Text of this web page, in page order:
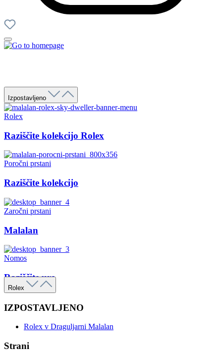
Izpostavljeno
Rolex
Raziščite kolekcijo Rolex
Poročni prstani
Raziščite kolekcijo
Zaročni prstani
Malalan
Nomos
Raziščite ure
Rolex
IZPOSTAVLJENO
Rolex v Draguljarni Malalan
Strani